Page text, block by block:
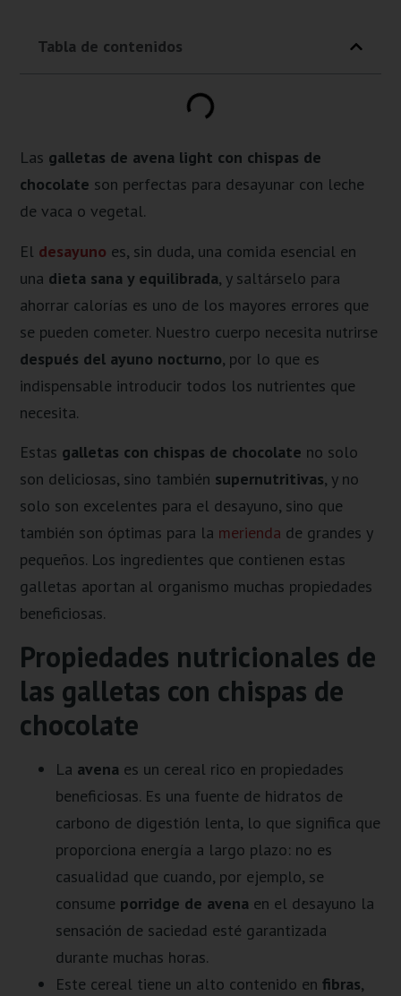
Tabla de contenidos
Las galletas de avena light con chispas de
chocolate son perfectas para desayunar con leche
de vaca o vegetal.
El desayuno es, sin duda, una comida esencial en
una dieta sana y equilibrada, y saltárselo para
ahorrar calorías es uno de los mayores errores que
se pueden cometer. Nuestro cuerpo necesita nutrirse
después del ayuno nocturno, por lo que es
indispensable introducir todos los nutrientes que
necesita.
Estas galletas con chispas de chocolate no solo
son deliciosas, sino también supernutritivas, y no
solo son excelentes para el desayuno, sino que
también son óptimas para la merienda de grandes y
pequeños. Los ingredientes que contienen estas
galletas aportan al organismo muchas propiedades
beneficiosas.
Propiedades nutricionales de
las galletas con chispas de
chocolate
La avena es un cereal rico en propiedades
beneficiosas. Es una fuente de hidratos de
carbono de digestión lenta, lo que significa que
proporciona energía a largo plazo: no es
casualidad que cuando, por ejemplo, se
consume porridge de avena en el desayuno la
sensación de saciedad esté garantizada
durante muchas horas.
Este cereal tiene un alto contenido enfibras,